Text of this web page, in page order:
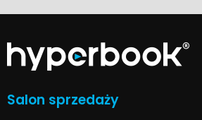
Salon sprzedaży